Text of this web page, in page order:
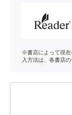
※書店によって現在
入方法は、各書店